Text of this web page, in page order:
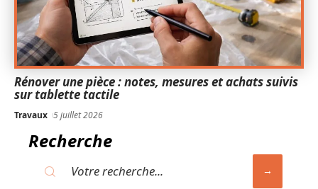
Rénover une pièce : notes, mesures et achats suivis
sur tablette tactile
Travaux 5 juillet 2026
Recherche